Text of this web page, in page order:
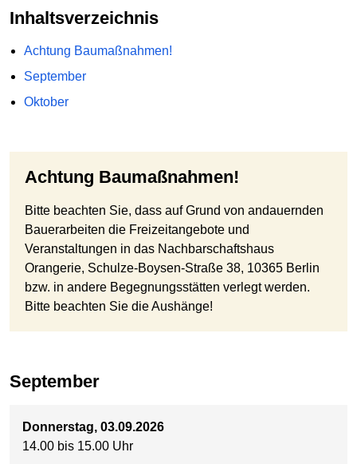
Inhaltsverzeichnis
Achtung Baumaßnahmen!
September
Oktober
Achtung Baumaßnahmen!
Bitte beachten Sie, dass auf Grund von andauernden
Bauerarbeiten die Freizeitangebote und
Veranstaltungen in das Nachbarschaftshaus
Orangerie, Schulze-Boysen-Straße 38, 10365 Berlin
bzw. in andere Begegnungsstätten verlegt werden.
Bitte beachten Sie die Aushänge!
September
Donnerstag, 03.09.2026
14.00 bis 15.00 Uhr